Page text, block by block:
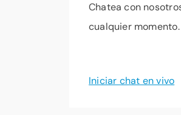
Chatea con
cualquier momento.
Iniciar chat en vivo